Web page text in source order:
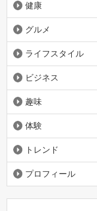
健康
グルメ
ライフスタイル
ビジネス
趣味
体験
トレンド
プロフィール